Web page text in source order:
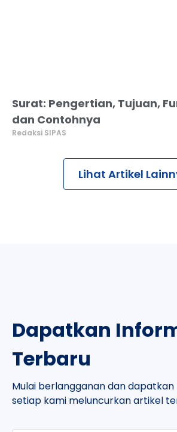
Surat: Pengertian, Tujuan,
dan Contohnya
Redaksi SIPAS
Lihat Artikel
Dapatkan
Terbaru
Mulai berlangganan dan
setiap kami meluncurkan artikel